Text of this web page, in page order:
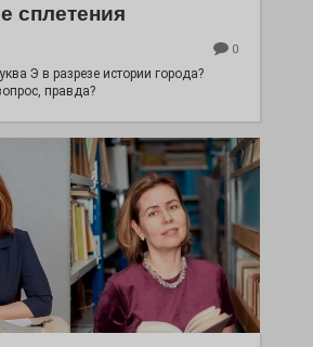
сплетения
0
Э в разрезе истории города?
правда?